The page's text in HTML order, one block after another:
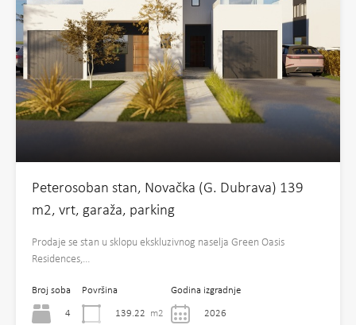
Peterosoban stan, Novačka (G. Dubrava) 139
m2, vrt, garaža, parking
Prodaje se stan u sklopu ekskluzivnog naselja Green Oasis
Residences,…
Broj soba
4
Površina
139.22 m2
Godina izgradnje
2026